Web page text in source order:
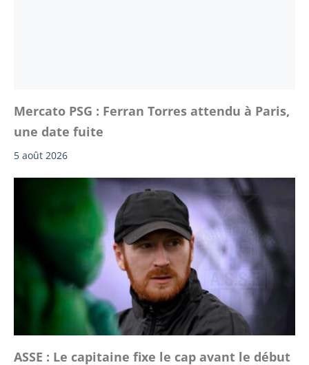
Mercato PSG : Ferran Torres attendu à Paris,
une date fuite
5 août 2026
ASSE : Le capitaine fixe le cap avant le début